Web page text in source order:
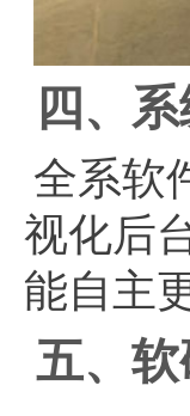
四、
全系软
视化后
能自主
五、